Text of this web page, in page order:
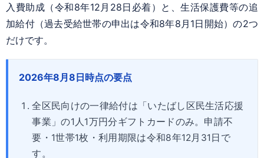
入費助成（令和8年12月28日必着）と、生活保護費等の追
加給付（過去受給世帯の申出は令和8年8月1日開始）の2つ
だけです。
2026年8月8日時点の要点
全区民向けの一律給付は「いたばし区民生活応援
事業」の1人1万円分ギフトカードのみ。申請不
要・1世帯1枚・利用期限は令和8年12月31日で
す。